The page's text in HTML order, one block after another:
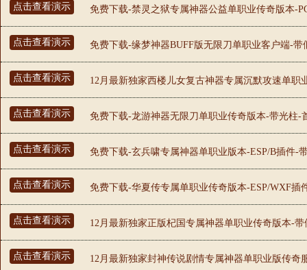
点击查看演示 免费下载-禁灵之狱专属神器公益单职业传奇版本-
点击查看演示 免费下载-缘梦神器BUFF版无限刀单职业客户端-
点击查看演示 12月最新独家西楼儿女复古神器专属沉默攻速单
点击查看演示 免费下载-龙游神器无限刀单职业传奇版本-带光柱
点击查看演示 免费下载-玄兵啸专属神器单职业版本-ESP/B插件-
点击查看演示 免费下载-华夏传专属单职业传奇版本-ESP/WXF
点击查看演示 12月最新独家正版杞国专属神器单职业传奇版本-
点击查看演示 12月最新独家封神传说剧情专属神器单职业版传